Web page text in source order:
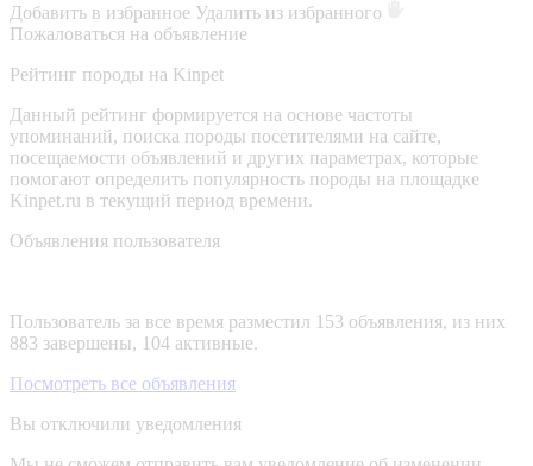
Добавить в избранное Удалить из избранного
Пожаловаться на объявление
Рейтинг породы на Kinpet
Данный рейтинг формируется на основе частоты
упоминаний, поиска породы посетителями на сайте,
посещаемости объявлений и других параметрах, которые
помогают определить популярность породы на площадке
Kinpet.ru в текущий период времени.
Объявления пользователя
Пользователь за все время разместил 153 объявления, из них
883 завершены, 104 активные.
Посмотреть все объявления
Вы отключили уведомления